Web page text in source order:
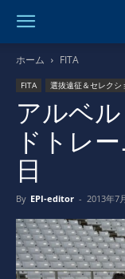
ホーム FITA
FITA 選抜遠征＆セレクシ
アルベ
ドトレ
日
By EPI-editor - 2013年7